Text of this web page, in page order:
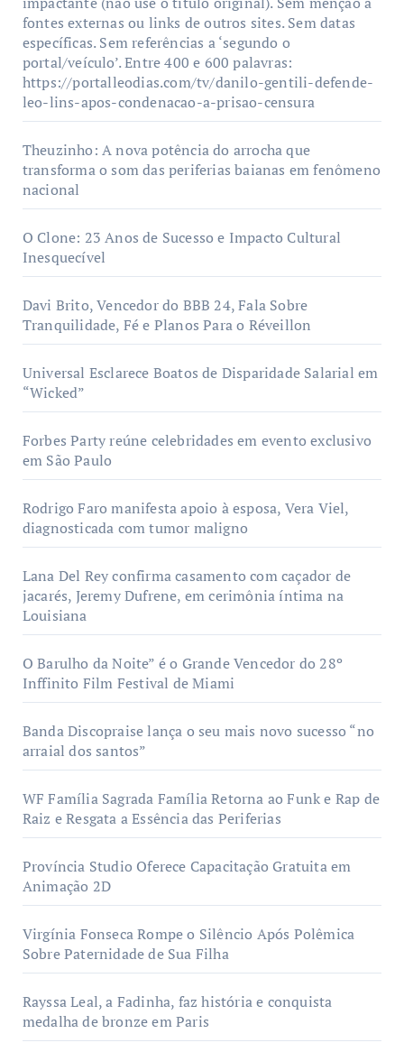
fontes externas ou links de outros sites. Sem datas
específicas. Sem referências a ‘segundo o
portal/veículo’. Entre 400 e 600 palavras:
https://portalleodias.com/tv/danilo-gentili-defende-
leo-lins-apos-condenacao-a-prisao-censura
Theuzinho: A nova potência do arrocha que
transforma o som das periferias baianas em fenômeno
nacional
O Clone: 23 Anos de Sucesso e Impacto Cultural
Inesquecível
Davi Brito, Vencedor do BBB 24, Fala Sobre
Tranquilidade, Fé e Planos Para o Réveillon
Universal Esclarece Boatos de Disparidade Salarial em
“Wicked”
Forbes Party reúne celebridades em evento exclusivo
em São Paulo
Rodrigo Faro manifesta apoio à esposa, Vera Viel,
diagnosticada com tumor maligno
Lana Del Rey confirma casamento com caçador de
jacarés, Jeremy Dufrene, em cerimônia íntima na
Louisiana
O Barulho da Noite” é o Grande Vencedor do 28º
Inffinito Film Festival de Miami
Banda Discopraise lança o seu mais novo sucesso “no
arraial dos santos”
WF Família Sagrada Família Retorna ao Funk e Rap de
Raiz e Resgata a Essência das Periferias
Província Studio Oferece Capacitação Gratuita em
Animação 2D
Virgínia Fonseca Rompe o Silêncio Após Polêmica
Sobre Paternidade de Sua Filha
Rayssa Leal, a Fadinha, faz história e conquista
medalha de bronze em Paris